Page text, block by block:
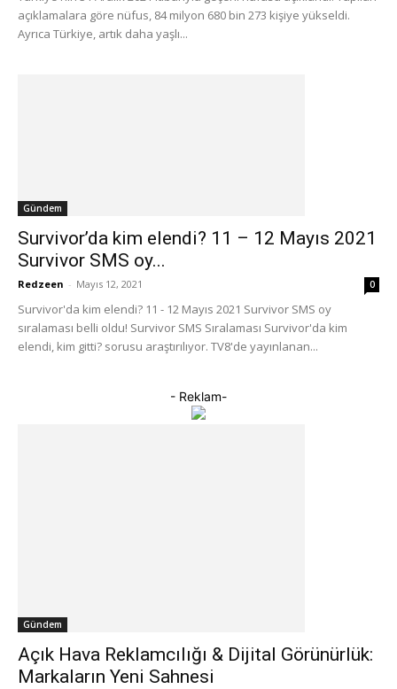
açıklamalara göre nüfus, 84 milyon 680 bin 273 kişiye yükseldi.
Ayrıca Türkiye, artık daha yaşlı...
Gündem
Survivor’da kim elendi? 11 – 12 Mayıs 2021
Survivor SMS oy...
Redzeen - Mayıs 12, 2021 0
Survivor'da kim elendi? 11 - 12 Mayıs 2021 Survivor SMS oy
sıralaması belli oldu! Survivor SMS Sıralaması Survivor'da kim
elendi, kim gitti? sorusu araştırılıyor. TV8'de yayınlanan...
- Reklam-
Gündem
Açık Hava Reklamcılığı & Dijital Görünürlük:
Markaların Yeni Sahnesi